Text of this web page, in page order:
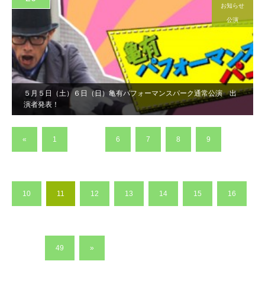
５月５日（土）６日（日）亀有パフォーマンスパーク通常公演 出
演者発表！
お知らせ
公演
« 1 6 7 8 9
10 11 12 13 14 15 16
49 »